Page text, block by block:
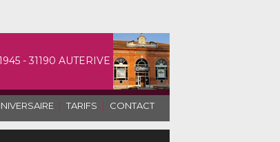
| TARIFS | CONTACT
- 31190 AUTERIVE